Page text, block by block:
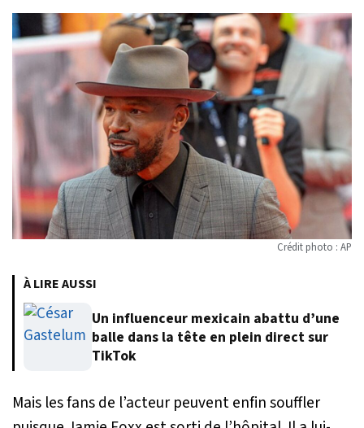
Crédit photo : AP
À LIRE AUSSI
Un influenceur mexicain abattu d’une
balle dans la tête en plein direct sur
TikTok
Mais les fans de l’acteur peuvent enfin souffler